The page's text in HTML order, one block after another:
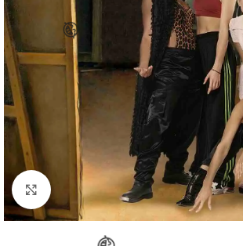
Clic para ampliar
😂
😂